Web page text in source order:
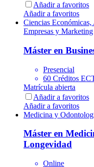
Añadir a favoritos
Añadir a favoritos
Ciencias
Empresas y Marketing
Máster en
Presencial
60 Créditos
Matrícula abierta
Añadir a favoritos
Añadir a favoritos
Medicina y
Máster en
Longevidad
Online